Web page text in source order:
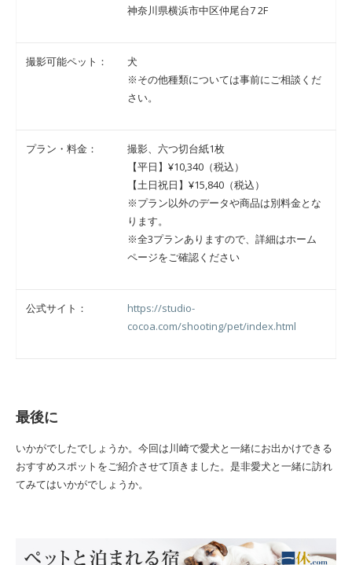
神奈川県横浜市中区仲尾台7 2F
撮影可能ペット：
犬
※その他種類については事前にご相談くだ
さい。
プラン・料金：
撮影、六つ切台紙1枚
【平日】¥10,340（税込）
【土日祝日】¥15,840（税込）
※プラン以外のデータや商品は別料金とな
ります。
※全3プランありますので、詳細はホーム
ページをご確認ください
公式サイト：
https://studio-
cocoa.com/shooting/pet/index.html
最後に
いかがでしたでしょうか。今回は川崎で愛犬と一緒にお出かけできる
おすすめスポットをご紹介させて頂きました。是非愛犬と一緒に訪れ
てみてはいかがでしょうか。